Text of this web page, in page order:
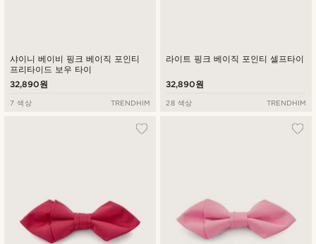
샤이니 베이비 핑크 베이직 포인티
프리타이드 보우 타이
32,890원
7 색상 TRENDHIM
라이트 핑크 베이직 포인티 셀프타이
32,890원
28 색상 TRENDHIM